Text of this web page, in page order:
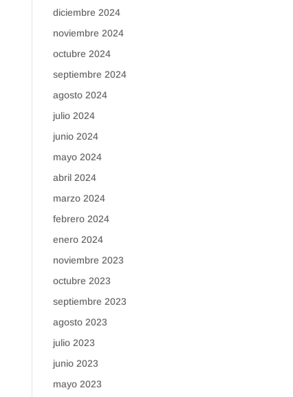
diciembre 2024
noviembre 2024
octubre 2024
septiembre 2024
agosto 2024
julio 2024
junio 2024
mayo 2024
abril 2024
marzo 2024
febrero 2024
enero 2024
noviembre 2023
octubre 2023
septiembre 2023
agosto 2023
julio 2023
junio 2023
mayo 2023